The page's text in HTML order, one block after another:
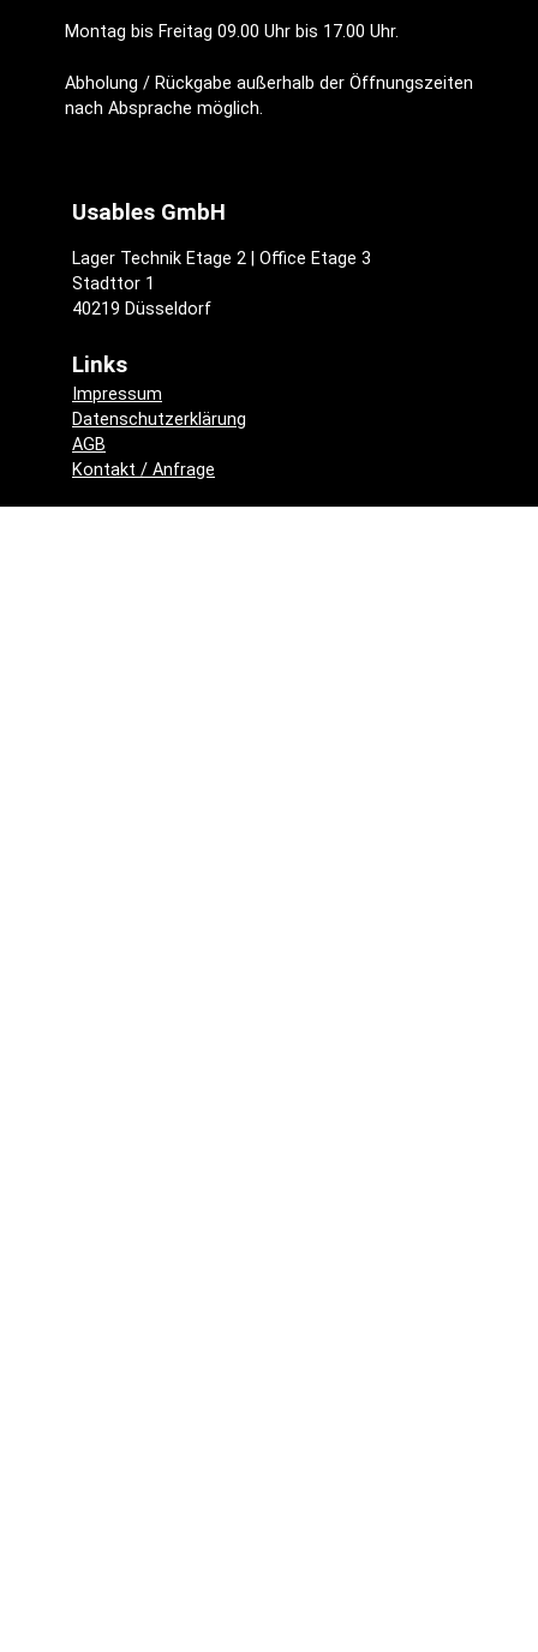
Montag bis Freitag 09.00 Uhr bis 17.00 Uhr.
Abholung / Rückgabe außerhalb der Öffnungszeiten
nach Absprache möglich.
Usables GmbH
Lager Technik Etage 2 | Office Etage 3
Stadttor 1
40219 Düsseldorf
Links
Impressum
Datenschutzerklärung
AGB
Kontakt / Anfrage